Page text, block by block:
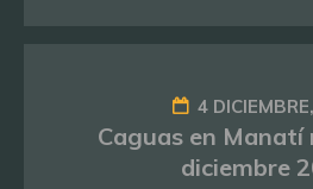
4
Caguas en Manatí
diciembre